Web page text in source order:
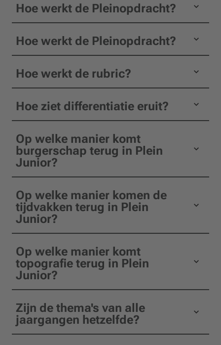
Hoe werkt de Pleinopdracht?
Hoe werkt de Pleinopdracht?
Hoe werkt de rubric?
Hoe ziet differentiatie eruit?
Op welke manier komt
burgerschap terug in Plein
Junior?
Op welke manier komen de
tijdvakken terug in Plein
Junior?
Op welke manier komt
topografie terug in Plein
Junior?
Zijn de thema's van alle
jaargangen hetzelfde?